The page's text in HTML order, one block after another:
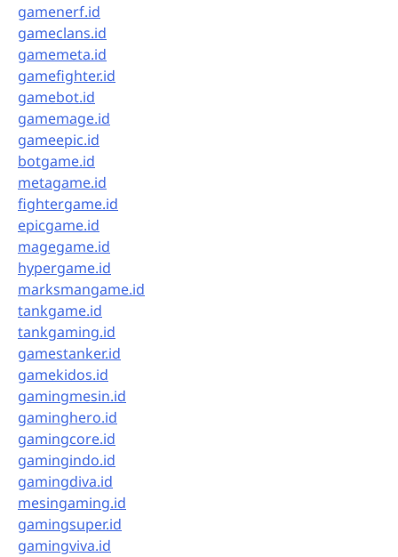
gamenerf.id
gameclans.id
gamemeta.id
gamefighter.id
gamebot.id
gamemage.id
gameepic.id
botgame.id
metagame.id
fightergame.id
epicgame.id
magegame.id
hypergame.id
marksmangame.id
tankgame.id
tankgaming.id
gamestanker.id
gamekidos.id
gamingmesin.id
gaminghero.id
gamingcore.id
gamingindo.id
gamingdiva.id
mesingaming.id
gamingsuper.id
gamingviva.id